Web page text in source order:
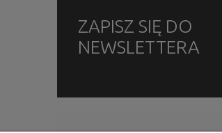
ZAPISZ SIĘ DO
NEWSLETTERA